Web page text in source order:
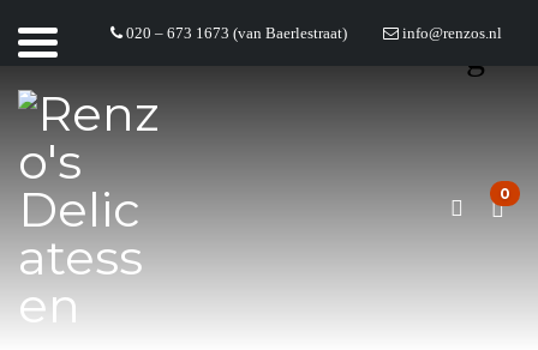
info@renzos.nl
020 – 673 1673 (van Baerlestraat)
0
EVENTS LIST